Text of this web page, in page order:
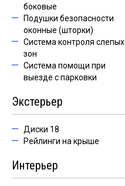
боковые
Подушки безопасности
оконные (шторки)
Система контроля слепых
зон
Система помощи при
выезде с парковки
Экстерьер
Диски 18
Рейлинги на крыше
Интерьер